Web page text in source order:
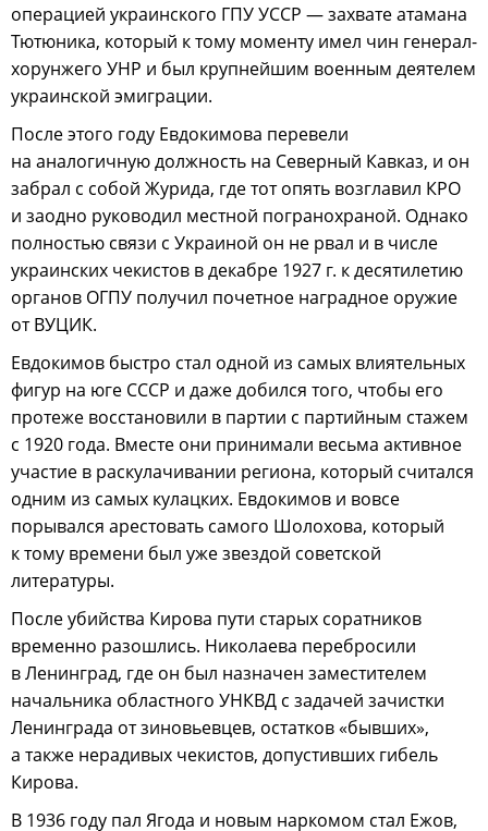
операцией украинского ГПУ УССР — захвате атамана
Тютюника, который к тому моменту имел чин генерал-
хорунжего УНР и был крупнейшим военным деятелем
украинской эмиграции.
После этого году Евдокимова перевели
на аналогичную должность на Северный Кавказ, и он
забрал с собой Журида, где тот опять возглавил КРО
и заодно руководил местной погранохраной. Однако
полностью связи с Украиной он не рвал и в числе
украинских чекистов в декабре 1927 г. к десятилетию
органов ОГПУ получил почетное наградное оружие
от ВУЦИК.
Евдокимов быстро стал одной из самых влиятельных
фигур на юге СССР и даже добился того, чтобы его
протеже восстановили в партии с партийным стажем
с 1920 года. Вместе они принимали весьма активное
участие в раскулачивании региона, который считался
одним из самых кулацких. Евдокимов и вовсе
порывался арестовать самого Шолохова, который
к тому времени был уже звездой советской
литературы.
После убийства Кирова пути старых соратников
временно разошлись. Николаева перебросили
в Ленинград, где он был назначен заместителем
начальника областного УНКВД с задачей зачистки
Ленинграда от зиновьевцев, остатков «бывших»,
а также нерадивых чекистов, допустивших гибель
Кирова.
В 1936 году пал Ягода и новым наркомом стал Ежов,